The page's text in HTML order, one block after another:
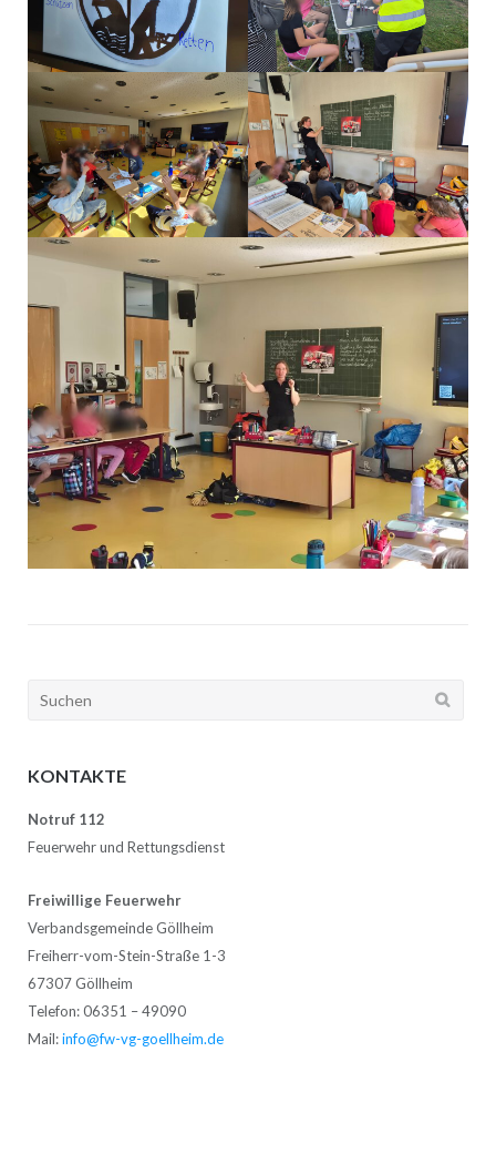
Suchen
KONTAKTE
Notruf 112
Feuerwehr und Rettungsdienst
Freiwillige Feuerwehr
Verbandsgemeinde Göllheim
Freiherr-vom-Stein-Straße 1-3
67307 Göllheim
Telefon: 06351 – 49090
Mail:info@fw-vg-goellheim.de